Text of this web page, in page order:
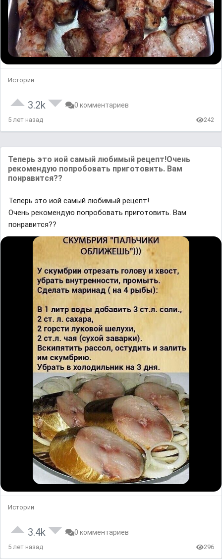
Истории
3.2k 0 комментариев
5 лет назад 242
Теперь это иой самый любимый рецепт!Очень
рекомендую попробовать приготовить. Вам
понравится??
Теперь это иой самый любимый рецепт!
Очень рекомендую попробовать приготовить. Вам
понравится??
Истории
3.4k 0 комментариев
5 лет назад 296